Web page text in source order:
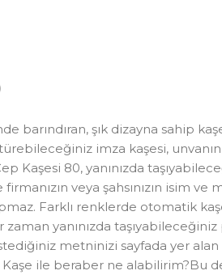
barındıran, şık dizayna sahip
imza kaşesi,
Kaşesi 80, yanınızda
veya şahsınızın isim
Farklı renklerde otomatik
yanınızda
metninizi sayfada yer alan
ile beraber ne alabilirim?Bu